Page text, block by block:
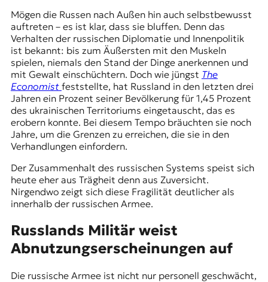
Mögen die Russen nach Außen hin auch selbstbewusst
auftreten – es ist klar, dass sie bluffen. Denn das
Verhalten der russischen Diplomatie und Innenpolitik
ist bekannt: bis zum Äußersten mit den Muskeln
spielen, niemals den Stand der Dinge anerkennen und
mit Gewalt einschüchtern. Doch wie jüngst The
Economist feststellte, hat Russland in den letzten drei
Jahren ein Prozent seiner Bevölkerung für 1,45 Prozent
des ukrainischen Territoriums eingetauscht, das es
erobern konnte. Bei diesem Tempo bräuchten sie noch
Jahre, um die Grenzen zu erreichen, die sie in den
Verhandlungen einfordern.
Der Zusammenhalt des russischen Systems speist sich
heute eher aus Trägheit denn aus Zuversicht.
Nirgendwo zeigt sich diese Fragilität deutlicher als
innerhalb der russischen Armee.
Russlands Militär weist
Abnutzungserscheinungen auf
Die russische Armee ist nicht nur personell geschwächt,